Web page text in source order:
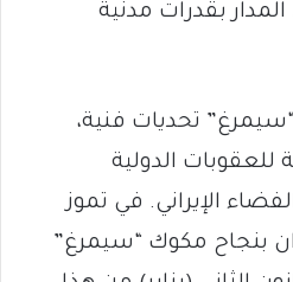
بقدرات مدنية
تحديات فنية،
للعقوبات الدولية
الإيراني. في تموز
إيران بنجاح مكوك “سيمرغ”